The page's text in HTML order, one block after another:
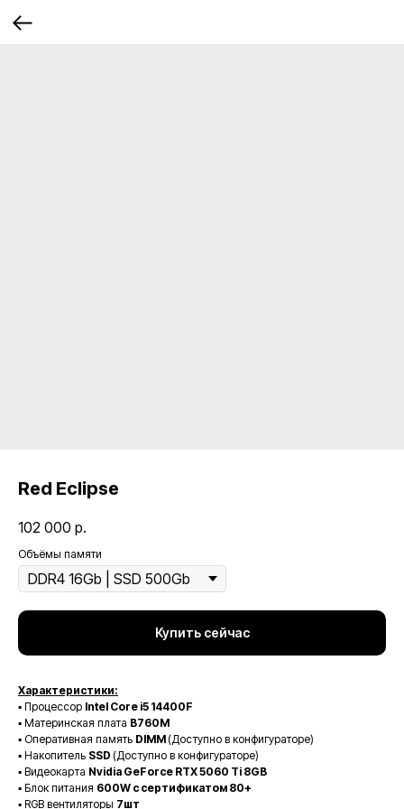
Red Eclipse
102 000 р.
Объёмы памяти
Купить сейчас
Характеристики:
▪️ Процессор Intel Core i5 14400F
▪️ Материнская плата B760M
▪️ Оперативная память DIMM (Доступно в конфигураторе)
▪️ Накопитель SSD (Доступно в конфигураторе)
▪️ Видеокарта Nvidia GeForce RTX 5060 Ti 8GB
▪️ Блок питания 600W с сертификатом 80+
▪️ RGB вентиляторы 7шт